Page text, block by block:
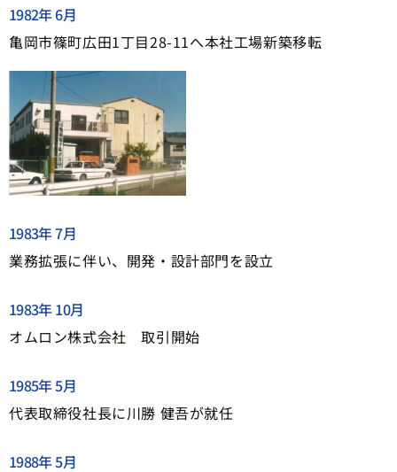
1982年 6月
亀岡市篠町広田1丁目28-11へ本社工場新築移転
1983年 7月
業務拡張に伴い、開発・設計部門を設立
1983年 10月
オムロン株式会社 取引開始
1985年 5月
代表取締役社長に川勝 健吾が就任
1988年 5月